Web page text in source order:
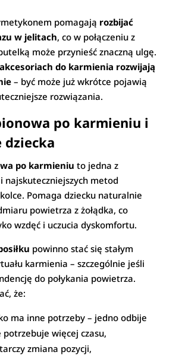
pomagają rozbijać
w jelitach, co w połączeniu z
może przynieść znaczną ulgę.
do karmienia rozwijają
– być może już wkrótce pojawią
rozwiązania.
po karmieniu i
po karmieniu to jedna z
najskuteczniejszych metod
Pomaga dziecku naturalnie
powietrza z żołądka, co
wzdęć i uczucia dyskomfortu.
powinno stać się stałym
karmienia – szczególnie jeśli
do połykania powietrza.
że:
ma inne potrzeby – jedno odbije
potrzebuje więcej czasu,
zmiana pozycji,